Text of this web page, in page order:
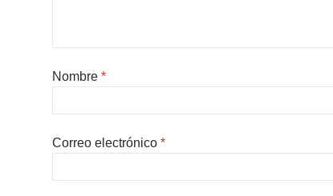
Nombre *
Correo electrónico *